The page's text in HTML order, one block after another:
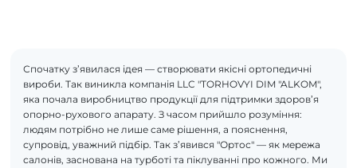
Спочатку з’явилася ідея — створювати якісні ортопедичні
вироби. Так виникла компанія LLC "TORHOVYI DIM "ALKOM",
яка почала виробництво продукції для підтримки здоров’я
опорно-рухового апарату. З часом прийшло розуміння:
людям потрібно не лише саме рішення, а пояснення,
супровід, уважний підбір. Так з’явився "Ортос" — як мережа
салонів, заснована на турботі та піклуванні про кожного. Ми